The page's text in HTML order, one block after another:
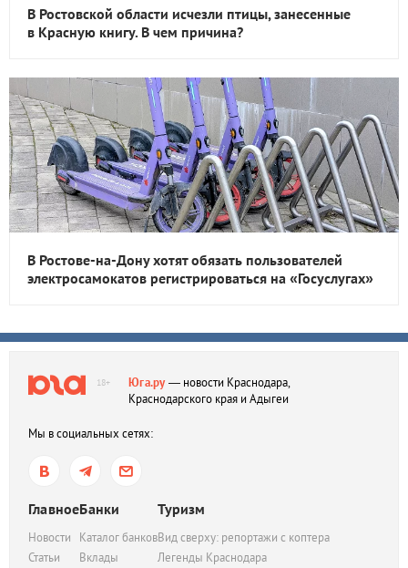
В Ростовской области исчезли птицы, занесенные
в Красную книгу. В чем причина?
В Ростове-на-Дону хотят обязать пользователей
электросамокатов регистрироваться на «Госуслугах»
18+ Юга.ру— новости Краснодара,
Краснодарского края и Адыгеи
Мы в социальных сетях:
Главное
Новости
Статьи
Банки
Каталог банков
Вклады
Туризм
Вид сверху: репортажи с коптера
Легенды Краснодара